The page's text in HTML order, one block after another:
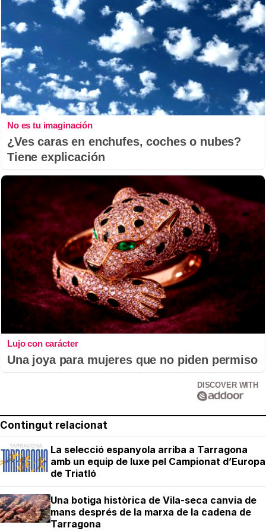
No es tu imaginación
¿Ves caras en enchufes, coches o nubes?
Tiene explicación
Lujo con carácter
Una joya para mujeres que no piden permiso
DISCOVER WITH
Contingut relacionat
La selecció espanyola arriba a Tarragona
amb un equip de luxe pel Campionat d’Europa
de Triatló
Una botiga històrica de Vila-seca canvia de
mans després de la marxa de la cadena de
Tarragona